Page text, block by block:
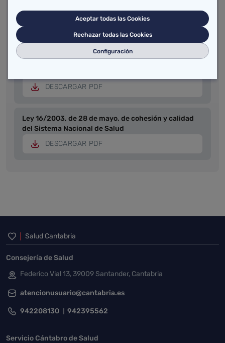
DESCARGAR PDF
Ley 12/2009, de 30 de octubre, reguladora del
derecho de asilo y de la protección subsidiaria (art. 16
DESCARGAR PDF
Ley 16/2003, de 28 de mayo, de cohesión y calidad
del Sistema Nacional de Salud
DESCARGAR PDF
Inicio del pie de página
Salud Cantabria
Consejería de Salud
Federico Vial 13, 39009 Santander, Cantabria
atencionusuario@cantabria.es
942208130 942395562
Servicio Cántabro de Salud
Aceptar todas las Cookies
Rechazar todas las Cookies
Configuración